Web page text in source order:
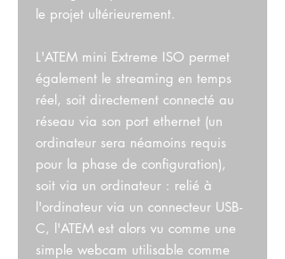
le projet ultérieurement.
L'ATEM mini Extreme ISO permet
également le streaming en temps
réel, soit directement connecté au
réseau via son port ethernet (un
ordinateur sera néamoins requis
pour la phase de configuration),
soit via un ordinateur : relié à
l'ordinateur via un connecteur USB-
C, l'ATEM est alors vu comme une
simple webcam utilisable comme